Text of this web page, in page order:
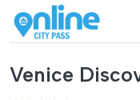
Venice